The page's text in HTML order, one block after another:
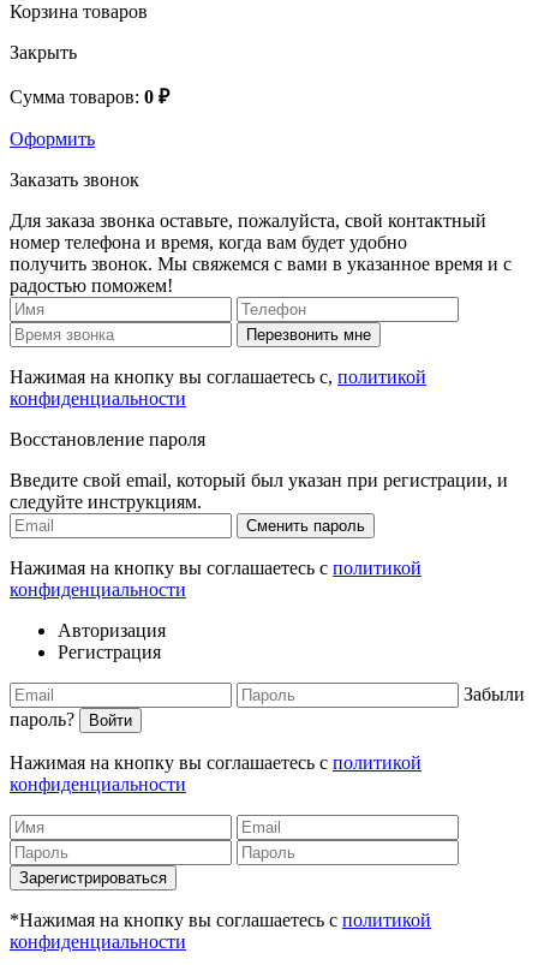
Корзина товаров
Закрыть
Сумма товаров: 0 ₽
Оформить
Заказать звонок
Для заказа звонка оставьте, пожалуйста, свой контактный
номер телефона и время, когда вам будет удобно
получить звонок. Мы свяжемся с вами в указанное время и с
радостью поможем!
Перезвонить мне
Нажимая на кнопку вы соглашаетесь с, политикой
конфиденциальности
Восстановление пароля
Введите свой email, который был указан при регистрации, и
следуйте инструкциям.
Сменить пароль
Нажимая на кнопку вы соглашаетесь с политикой
конфиденциальности
Авторизация
Регистрация
Забыли
пароль?
Войти
Нажимая на кнопку вы соглашаетесь с политикой
конфиденциальности
Зарегистрироваться
*Нажимая на кнопку вы соглашаетесь с политикой
конфиденциальности